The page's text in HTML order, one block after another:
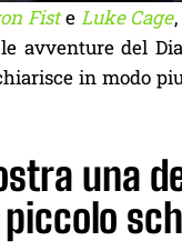
Fiste Luke Cage
avventure del
in modo
una